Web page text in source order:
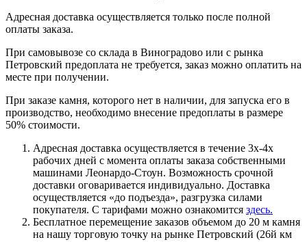
Адресная доставка осуществляется только после полной
оплаты заказа.
При самовывозе со склада в Виноградово или с рынка
Петровский предоплата не требуется, заказ можно оплатить на
месте при получении.
При заказе камня, которого нет в наличии, для запуска его в
производство, необходимо внесение предоплаты в размере
50% стоимости.
Адресная доставка осуществляется в течение 3х-4х
рабочих дней с момента оплаты заказа собственными
машинами Леонардо-Стоун. Возможность срочной
доставки оговаривается индивидуально. Доставка
осуществляется «до подъезда», разгрузка силами
покупателя. С тарифами можно ознакомится здесь.
Бесплатное перемещение заказов объемом до 20 м камня
на нашу торговую точку на рынке Петровский (26й км